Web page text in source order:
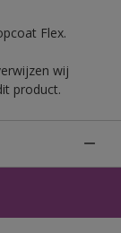
Flex.
wij
product.